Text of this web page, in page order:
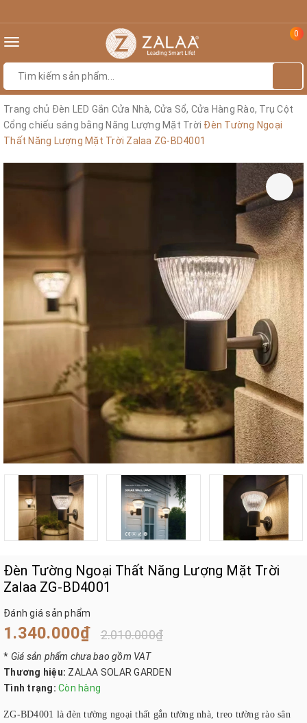
Toggle
0
Trang chủ Đèn LED Gắn Cửa Nhà, Cửa Sổ, Cửa Hàng Rào, Trụ Cột
Cổng chiếu sáng bằng Năng Lượng Mặt Trời Đèn Tường Ngoại
Thất Năng Lượng Mặt Trời Zalaa ZG-BD4001
Đèn Tường Ngoại Thất Năng Lượng Mặt Trời
Zalaa ZG-BD4001
Đánh giá sản phẩm
1.340.000₫ 2.010.000₫
* Giá sản phẩm chưa bao gồm VAT
Thương hiệu: ZALAA SOLAR GARDEN
Tình trạng: Còn hàng
ZG-BD4001 là đèn tường ngoại thất gắn tường nhà, treo tường rào sân